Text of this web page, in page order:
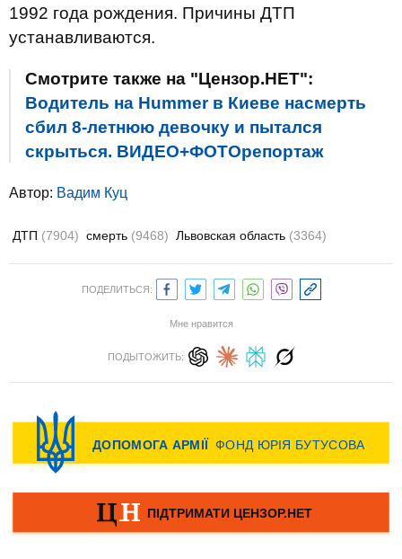
1992 года рождения. Причины ДТП
устанавливаются.
Смотрите также на "Цензор.НЕТ":
Водитель на Hummer в Киеве насмерть
сбил 8-летнюю девочку и пытался
скрыться. ВИДЕО+ФОТОрепортаж
Автор: Вадим Куц
ДТП (7904) смерть (9468) Львовская область (3364)
ПОДЕЛИТЬСЯ:
Мне нравится
ПОДЫТОЖИТЬ: